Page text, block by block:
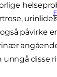
påvirke
disse